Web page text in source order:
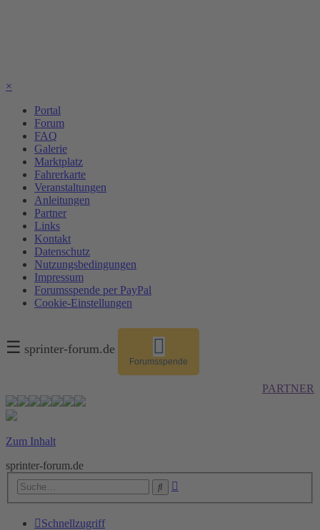
×
Portal
Forum
FAQ
Galerie
Marktplatz
Fahrerkarte
Veranstaltungen
Anleitungen
Partner
Links
Kontakt
Datenschutz
Nutzungsbedingungen
Impressum
Forumsspende per PayPal
Cookie-Einstellungen
☰ sprinter-forum.de
Forumsspende
PARTNER
Zum Inhalt
sprinter-forum.de
Suche
Schnellzugriff